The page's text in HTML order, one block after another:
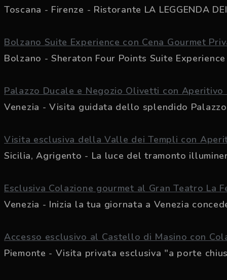
Toscana - Firenze - Ristorante LA LEGGENDA
Bolzano Suite Experience con Cena Gourmet
Bolzano - Sheraton Four Points Suite Experience
Palazzo Ducale e Negozio Olivetti con Aperitivo
Venezia - Visita guidata dello splendido
Visita esclusiva della Valle dei Templi con
Sicilia, Agrigento - La luce del tramonto
Esclusiva Colazione gourmet al Gran Teatro La
Venezia - Inizia la tua giornata a Venezia
Accesso esclusivo al Castello di Masino con
Piemonte - Visita privata esclusiva "a porte